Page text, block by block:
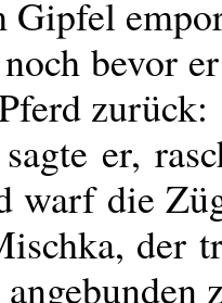
Gipfel
bevor
zurück:
er,
warf die
der